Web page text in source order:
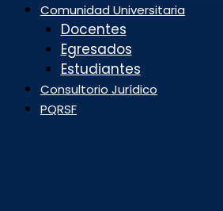
Comunidad Universitaria
Docentes
Egresados
Estudiantes
Consultorio Jurídico
PQRSF